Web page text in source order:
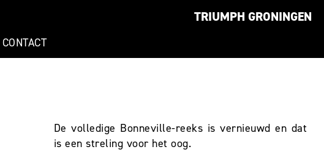
TRIUMPH GRONINGEN
CONTACT
De volledige Bonneville-reeks is vernieuwd en dat
is een streling voor het oog.